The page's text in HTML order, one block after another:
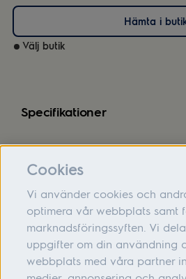
Hämta i
Välj butik
Specifikationer
Om oss
Hjälp
Cookies
Vi använder cookies och
optimera vår webbplats samt
marknadsföringssyften. Vi
uppgifter om din användning
webbplats med våra partner